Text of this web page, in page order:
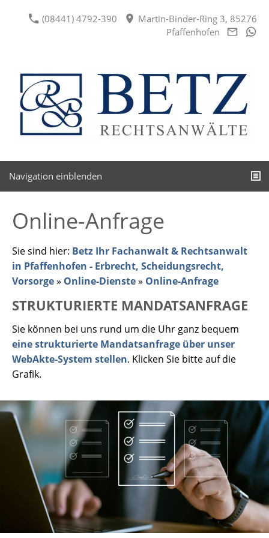
(08441) 4792-390
Martin-Binder-Ring 3, 85276
Pfaffenhofen
Navigation einblenden
Online-Anfrage
Sie sind hier: Betz Ihr Fachanwalt & Rechtsanwalt
in Pfaffenhofen - Erbrecht, Scheidungsrecht,
Vorsorge» Online-Dienste» Online-Anfrage
STRUKTURIERTE MANDATSANFRAGE
Sie können bei uns rund um die Uhr ganz bequem
eine strukturierte Mandatsanfrage über unser
WebAkte-System stellen. Klicken Sie bitte auf die
Grafik.